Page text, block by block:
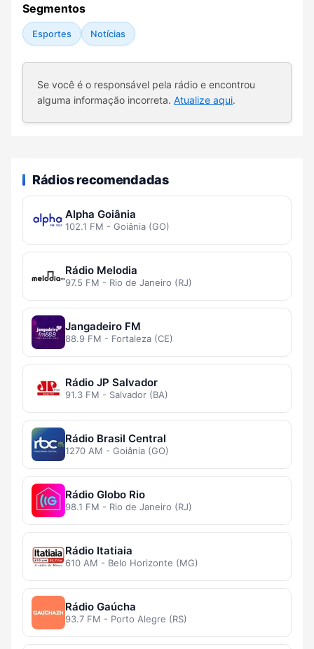
Segmentos
Esportes Notícias
Se você é o responsável pela rádio e encontrou
alguma informação incorreta. Atualize aqui.
Rádios recomendadas
Alpha Goiânia
102.1 FM - Goiânia (GO)
Rádio Melodia
97.5 FM - Rio de Janeiro (RJ)
Jangadeiro FM
88.9 FM - Fortaleza (CE)
Rádio JP Salvador
91.3 FM - Salvador (BA)
Rádio Brasil Central
1270 AM - Goiânia (GO)
Rádio Globo Rio
98.1 FM - Rio de Janeiro (RJ)
Rádio Itatiaia
610 AM - Belo Horizonte (MG)
Rádio Gaúcha
93.7 FM - Porto Alegre (RS)